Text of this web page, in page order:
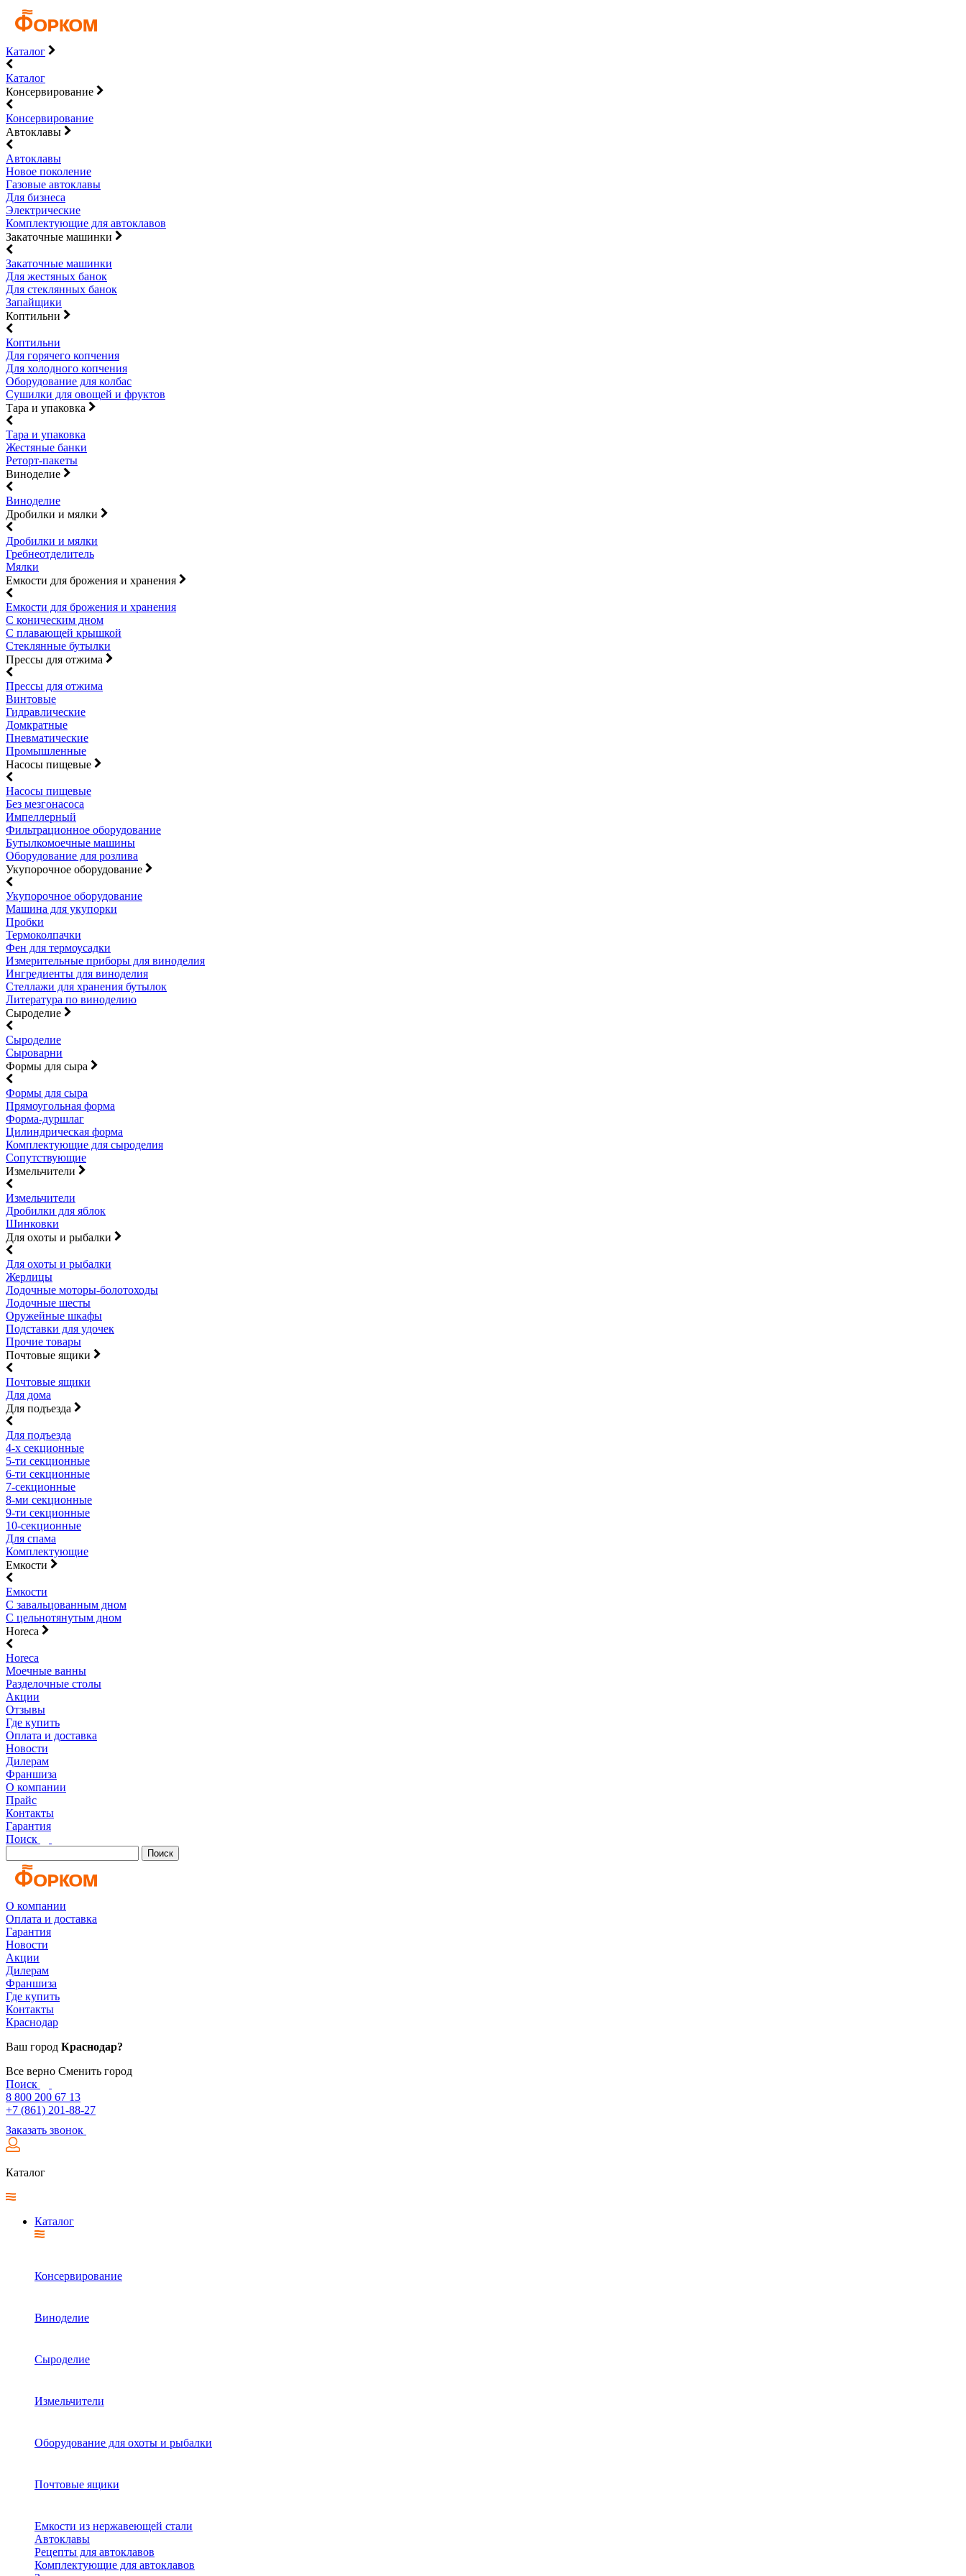
Каталог
Каталог
Консервирование
Консервирование
Автоклавы
Автоклавы
Новое поколение
Газовые автоклавы
Для бизнеса
Электрические
Комплектующие для автоклавов
Закаточные машинки
Закаточные машинки
Для жестяных банок
Для стеклянных банок
Запайщики
Коптильни
Коптильни
Для горячего копчения
Для холодного копчения
Оборудование для колбас
Сушилки для овощей и фруктов
Тара и упаковка
Тара и упаковка
Жестяные банки
Реторт-пакеты
Виноделие
Виноделие
Дробилки и мялки
Дробилки и мялки
Гребнеотделитель
Мялки
Емкости для брожения и хранения
Емкости для брожения и хранения
С коническим дном
С плавающей крышкой
Стеклянные бутылки
Прессы для отжима
Прессы для отжима
Винтовые
Гидравлические
Домкратные
Пневматические
Промышленные
Насосы пищевые
Насосы пищевые
Без мезгонасоса
Импеллерный
Фильтрационное оборудование
Бутылкомоечные машины
Оборудование для розлива
Укупорочное оборудование
Укупорочное оборудование
Машина для укупорки
Пробки
Термоколпачки
Фен для термоусадки
Измерительные приборы для виноделия
Ингредиенты для виноделия
Стеллажи для хранения бутылок
Литература по виноделию
Сыроделие
Сыроделие
Сыроварни
Формы для сыра
Формы для сыра
Прямоугольная форма
Форма-дуршлаг
Цилиндрическая форма
Комплектующие для сыроделия
Сопутствующие
Измельчители
Измельчители
Дробилки для яблок
Шинковки
Для охоты и рыбалки
Для охоты и рыбалки
Жерлицы
Лодочные моторы-болотоходы
Лодочные шесты
Оружейные шкафы
Подставки для удочек
Прочие товары
Почтовые ящики
Почтовые ящики
Для дома
Для подъезда
Для подъезда
4-х секционные
5-ти секционные
6-ти секционные
7-секционные
8-ми секционные
9-ти секционные
10-секционные
Для спама
Комплектующие
Емкости
Емкости
С завальцованным дном
С цельнотянутым дном
Horeca
Horeca
Моечные ванны
Разделочные столы
Акции
Отзывы
Где купить
Оплата и доставка
Новости
Дилерам
Франшиза
О компании
Прайс
Контакты
Гарантия
Поиск
Поиск
О компании
Оплата и доставка
Гарантия
Новости
Акции
Дилерам
Франшиза
Где купить
Контакты
Краснодар
Ваш город Краснодар?
Все верно Сменить город
Поиск
8 800 200 67 13
+7 (861) 201-88-27
Заказать звонок
Каталог
Каталог
Консервирование
Виноделие
Сыроделие
Измельчители
Оборудование для охоты и рыбалки
Почтовые ящики
Емкости из нержавеющей стали
Автоклавы
Рецепты для автоклавов
Комплектующие для автоклавов